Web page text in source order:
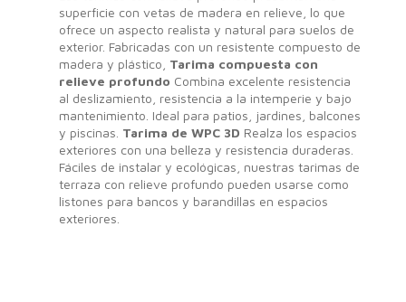
superficie con vetas de madera en relieve, lo que
ofrece un aspecto realista y natural para suelos de
exterior. Fabricadas con un resistente compuesto de
madera y plástico, Tarima compuesta con
relieve profundo Combina excelente resistencia
al deslizamiento, resistencia a la intemperie y bajo
mantenimiento. Ideal para patios, jardines, balcones
y piscinas. Tarima de WPC 3D Realza los espacios
exteriores con una belleza y resistencia duraderas.
Fáciles de instalar y ecológicas, nuestras tarimas de
terraza con relieve profundo pueden usarse como
listones para bancos y barandillas en espacios
exteriores.